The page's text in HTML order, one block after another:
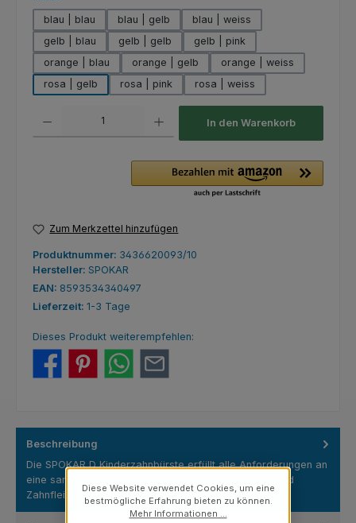
blau | blau
blau | gelb
blau | weiss
gelb | blau
gelb | gelb
gelb | pink
orange | blau
orange | gelb
orange | weiss
rosa | gelb
rosa | pink rosa | weiss
In den Warenkorb
Zum Merkzettel hinzufügen
Produktnummer: 3436620093/10
Hersteller: SPOKAR
EAN: 8593534340497
Lieferzeit: 1-3 Tage
Dieses Produkt weiterempfehlen:
Beschreibung
Die SPOKAR D Kinderzahnbürste erfüllt alle Anforderungen an
eine sanfte und effektive Pflege von Kinderzähnen und
Zahnfleisc… Mehr
Diese Website verwendet Cookies, um eine
bestmögliche Erfahrung bieten zu können.
Mehr Informationen ...